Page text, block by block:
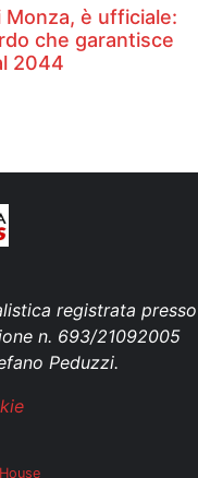
è ufficiale:
che garantisce
2044
registrata presso
n. 693/21092005
Peduzzi.